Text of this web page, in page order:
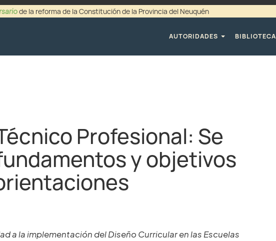
de la reforma de la Constitución de la Provincia del Neuquén
AUTORIDADES
BIBLIOTECA
Profesional: Se
y objetivos
a la implementación del Diseño Curricular en las Escuelas